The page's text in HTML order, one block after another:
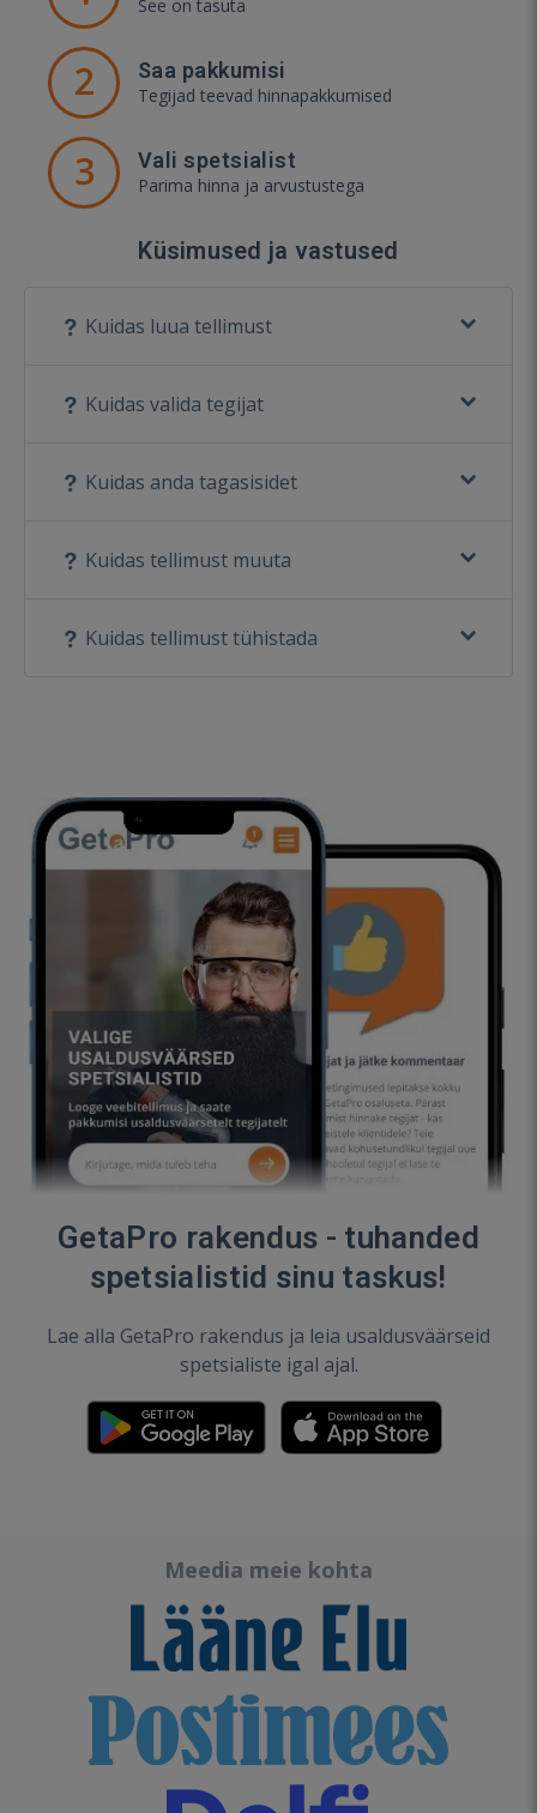
See on tasuta
2 Saa pakkumisi
Tegijad teevad hinnapakkumised
3 Vali spetsialist
Parima hinna ja arvustustega
Küsimused ja vastused
Kuidas luua tellimust
Kuidas valida tegijat
Kuidas anda tagasisidet
Kuidas tellimust muuta
Kuidas tellimust tühistada
GetaPro rakendus - tuhanded
spetsialistid sinu taskus!
Lae alla GetaPro rakendus ja leia usaldusväärseid
spetsialiste igal ajal.
Meedia meie kohta